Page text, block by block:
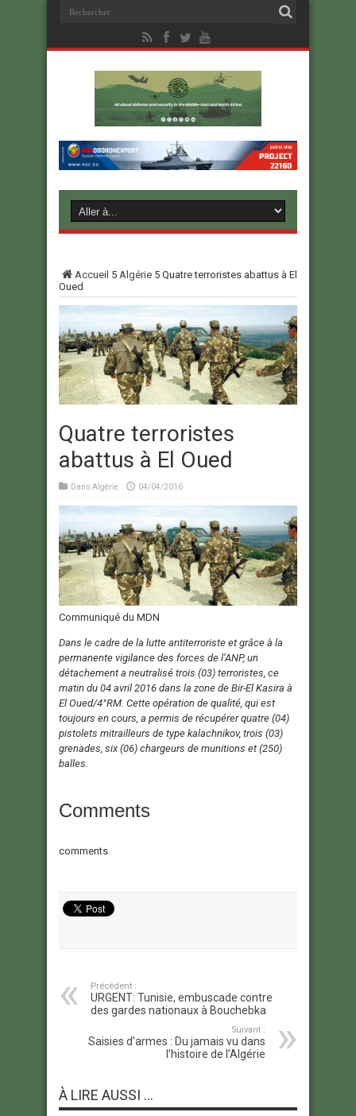
Accueil 5 Algérie 5 Quatre terroristes abattus à El
Oued
Quatre terroristes
abattus à El Oued
Dans Algérie 04/04/2016
Communiqué du MDN
Dans le cadre de la lutte antiterroriste et grâce à la
permanente vigilance des forces de l’ANP, un
détachement a neutralisé trois (03) terroristes, ce
matin du 04 avril 2016 dans la zone de Bir-El Kasira à
El Oued/4°RM. Cette opération de qualité, qui est
toujours en cours, a permis de récupérer quatre (04)
pistolets mitrailleurs de type kalachnikov, trois (03)
grenades, six (06) chargeurs de munitions et (250)
balles.
Comments
comments
Précédent :
URGENT: Tunisie, embuscade contre
des gardes nationaux à Bouchebka
Suivant :
Saisies d’armes : Du jamais vu dans
l’histoire de l’Algérie
À LIRE AUSSI ...